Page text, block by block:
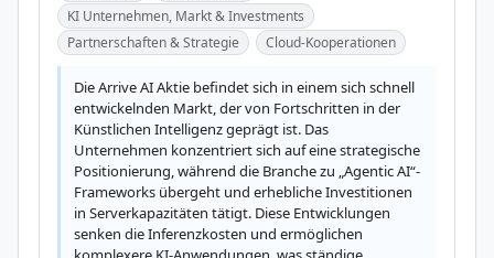
KI Unternehmen, Markt & Investments
Partnerschaften & Strategie
Cloud-Kooperationen
Die Arrive AI Aktie befindet sich in einem sich schnell
entwickelnden Markt, der von Fortschritten in der
Künstlichen Intelligenz geprägt ist. Das
Unternehmen konzentriert sich auf eine strategische
Positionierung, während die Branche zu „Agentic AI“-
Frameworks übergeht und erhebliche Investitionen
in Serverkapazitäten tätigt. Diese Entwicklungen
senken die Inferenzkosten und ermöglichen